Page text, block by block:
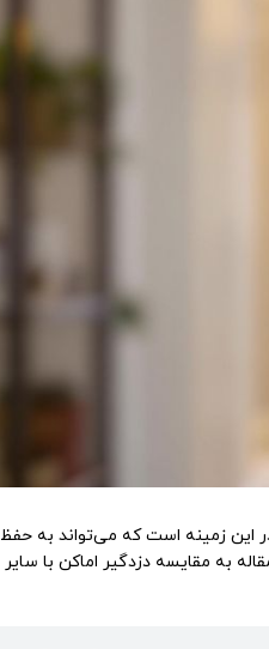
در این زمینه است که می‌تواند به حفظ
به مقایسه دزدگیر اماکن با سایر